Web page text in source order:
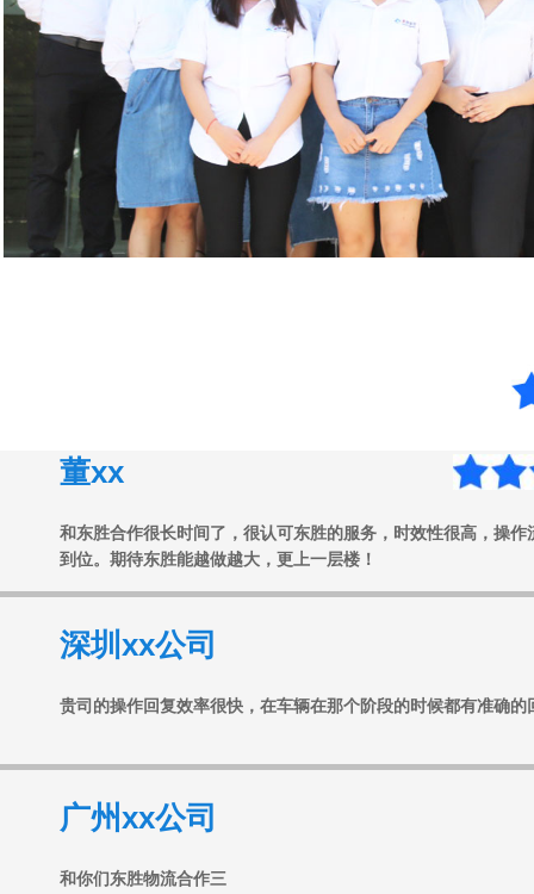
到位。期待东胜能越做越大，更上一层楼！
年，一直都很可靠，相